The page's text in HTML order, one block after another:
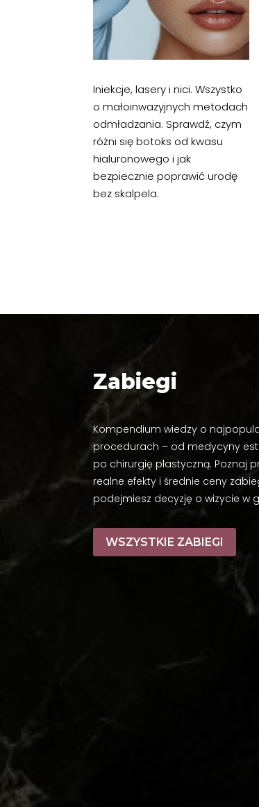
Iniekcje, lasery i nici. Wszystko
o małoinwazyjnych metodach
odmładzania. Sprawdź, czym
różni się botoks od kwasu
hialuronowego i jak
bezpiecznie poprawić urodę
bez skalpela.
Zabiegi
Kompendium wiedzy o
procedurach – od medycyny
po chirurgię plastyczną. Poznaj
realne efekty i średnie ceny
podejmiesz decyzję o wizycie w
WSZYSTKIE ZABIEGI